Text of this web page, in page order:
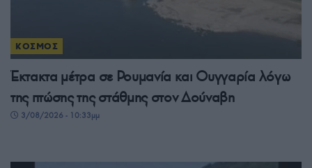
ΚΟΣΜΟΣ
Έκτακτα μέτρα σε Ρουμανία και Ουγγαρία λόγω
της πτώσης της στάθμης στον Δούναβη
3/08/2026 - 10:33μμ